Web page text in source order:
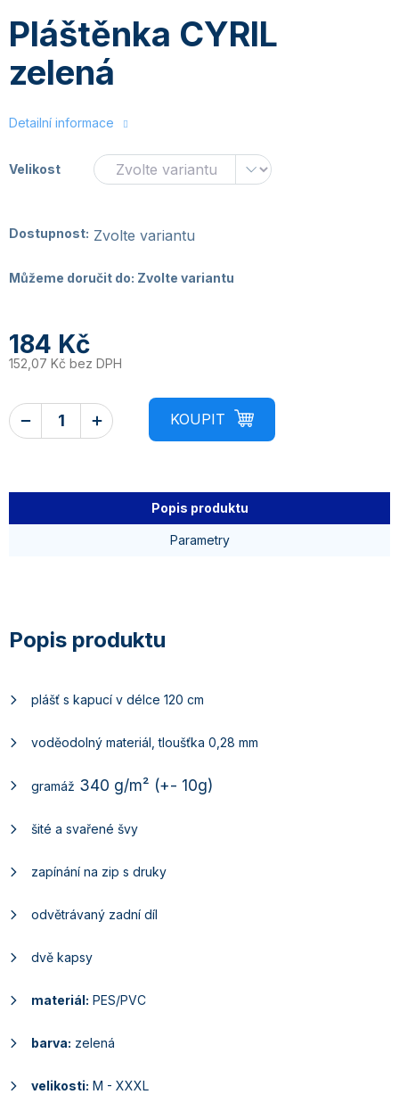
Pláštěnka CYRIL
zelená
Detailní informace
Velikost
Dostupnost: Zvolte variantu
Můžeme doručit do: Zvolte variantu
184 Kč
152,07 Kč bez DPH
Popis produktu
Parametry
plášť s kapucí v délce 120 cm
voděodolný materiál, tloušťka 0,28 mm
gramáž 340 g/m² (+- 10g)
šité a svařené švy
zapínání na zip s druky
odvětrávaný zadní díl
dvě kapsy
materiál: PES/PVC
barva: zelená
velikosti: M - XXXL